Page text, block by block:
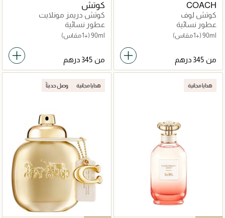
COACH
كوتش لوف
عطور نسائية
90ml (+1 مقاس)
من
كوتش
كوتش دريمز مونلايت
عطور نسائية
90ml (+1 مقاس)
من
هدايا مجانية هدايا مجانية وصل حديثاً